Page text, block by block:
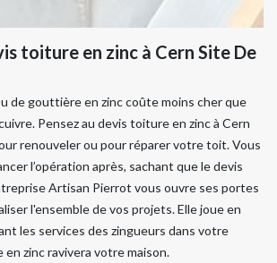
toiture en zinc à Cern Site De
de gouttière en zinc coûte moins cher que
Pensez au devis toiture en zinc à Cern
renouveler ou pour réparer votre toit. Vous
l’opération après, sachant que le devis
Artisan Pierrot vous ouvre ses portes
l'ensemble de vos projets. Elle joue en
les services des zingueurs dans votre
zinc ravivera votre maison.